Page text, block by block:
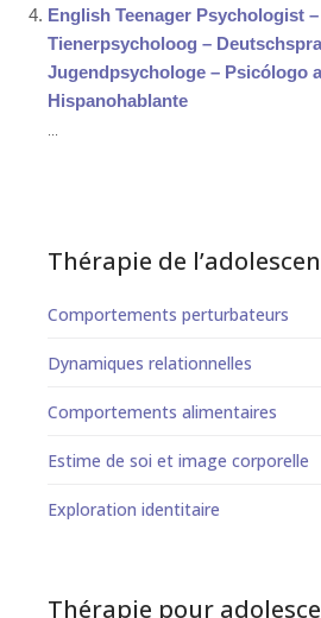
English Teenager Psychologist
Tienerpsycholoog –
Jugendpsychologe – Psicólogo
Hispanohablante
Thérapie de
Comportements perturbateurs
Dynamiques relationnelles
Comportements alimentaires
Estime de soi et image corporelle
Exploration identitaire
Thérapie pour